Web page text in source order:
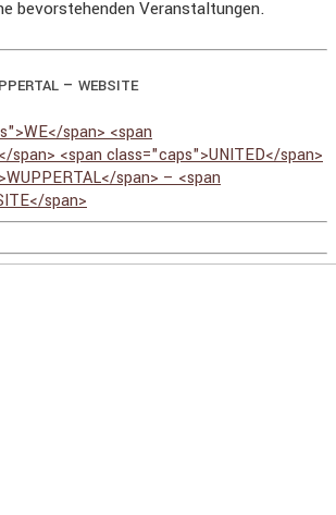
bevorstehenden Veranstaltungen.
– WEBSITE